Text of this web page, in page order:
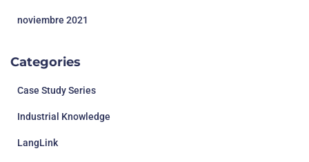
noviembre 2021
Categories
Case Study Series
Industrial Knowledge
LangLink